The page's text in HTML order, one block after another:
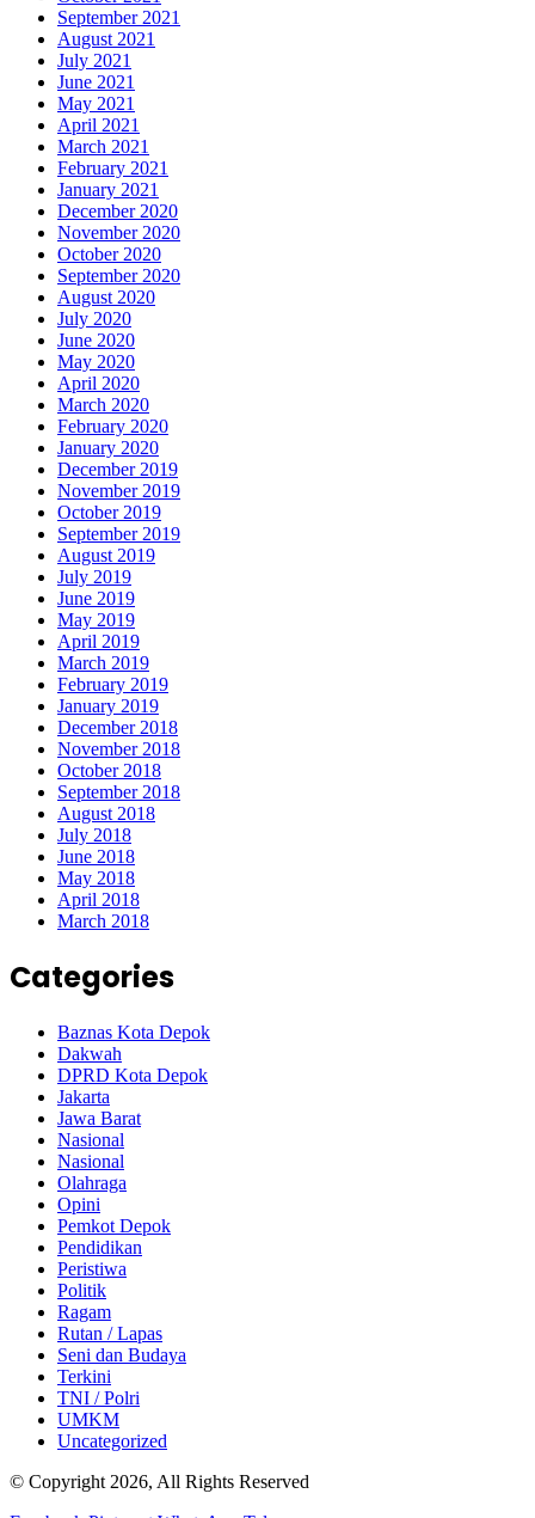
September 2021
August 2021
July 2021
June 2021
May 2021
April 2021
March 2021
February 2021
January 2021
December 2020
November 2020
October 2020
September 2020
August 2020
July 2020
June 2020
May 2020
April 2020
March 2020
February 2020
January 2020
December 2019
November 2019
October 2019
September 2019
August 2019
July 2019
June 2019
May 2019
April 2019
March 2019
February 2019
January 2019
December 2018
November 2018
October 2018
September 2018
August 2018
July 2018
June 2018
May 2018
April 2018
March 2018
Categories
Baznas Kota Depok
Dakwah
DPRD Kota Depok
Jakarta
Jawa Barat
Nasional
Nasional
Olahraga
Opini
Pemkot Depok
Pendidikan
Peristiwa
Politik
Ragam
Rutan / Lapas
Seni dan Budaya
Terkini
TNI / Polri
UMKM
Uncategorized
© Copyright 2026, All Rights Reserved